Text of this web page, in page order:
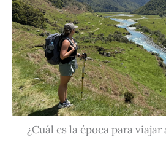
¿Cuál es la época para viajar